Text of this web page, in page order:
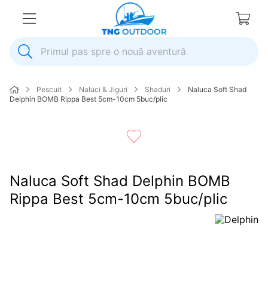
Primul pas spre o nouă aventură
2.
elice
6.
ancora
7.
pompa apa
Pescuit Naluci & Jiguri Shaduri
Naluca Soft Shad
Delphin BOMB Rippa Best 5cm-10cm 5buc/plic
Naluca Soft Shad Delphin BOMB
Rippa Best 5cm-10cm 5buc/plic